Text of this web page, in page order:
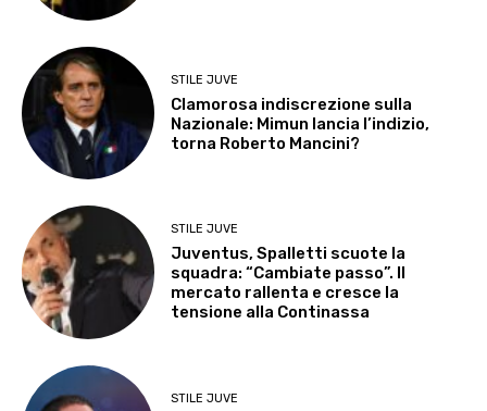
STILE JUVE
Clamorosa indiscrezione sulla
Nazionale: Mimun lancia l’indizio,
torna Roberto Mancini?
STILE JUVE
Juventus, Spalletti scuote la
squadra: “Cambiate passo”. Il
mercato rallenta e cresce la
tensione alla Continassa
STILE JUVE